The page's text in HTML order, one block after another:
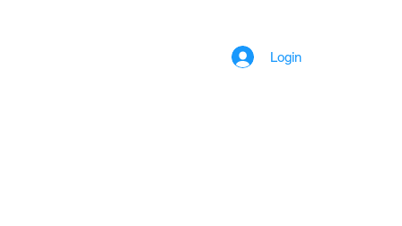
Login